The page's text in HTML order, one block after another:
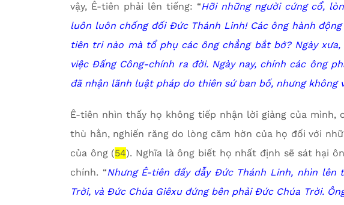
vậy, Ê-tiên phải lên tiếng: “Hỡi những người cứng cổ,
luôn luôn chống đối Đức Thánh Linh! Các ông hành
tiên tri nào mà tổ phụ các ông chẳng bắt bớ? Ngày
việc Đấng Công-chính ra đời. Ngày nay, chính các ông
đã nhận lãnh luật pháp do thiên sứ ban bố, nhưng không
Ê-tiên nhìn thấy họ không tiếp nhận lời giảng của mình,
thù hằn, nghiến răng do lòng căm hờn của họ đối với
của ông (54). Nghĩa là ông biết họ nhất định sẽ sát hại
chính. “Nhưng Ê-tiên đầy dẫy Đức Thánh Linh, nhìn lên
Trời, và Đức Chúa Giêxu đứng bên phải Đức Chúa Trời.